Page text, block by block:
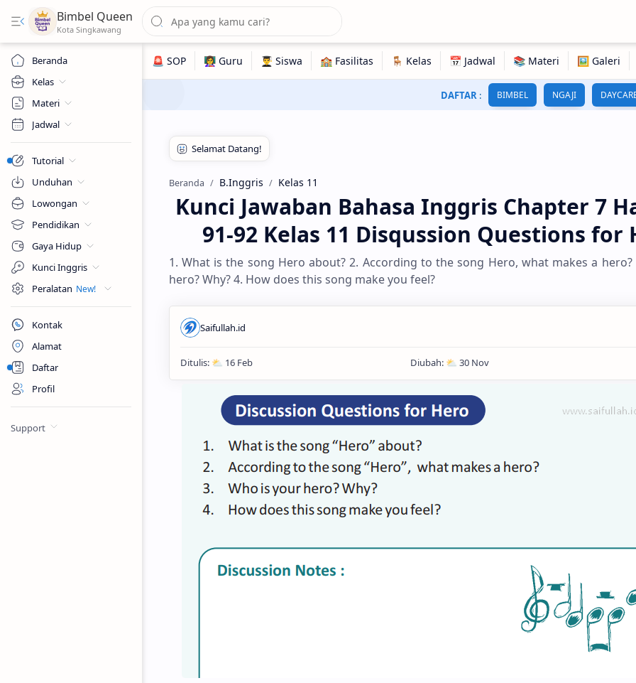
Bimbel Queen
Beranda
Kelas
Materi
Jadwal
Tutorial
Unduhan
Lowongan
Pendidikan
Gaya Hidup
Kunci Inggris
Peralatan
Kontak
Alamat
Daftar
Profil
Support
DAFTAR : BIMBEL NGAJI
Beranda B.Inggris Kelas 11
Kunci Jawaban Bahasa Inggris Chapter 7
91-92 Kelas 11 Disqussion Questions for
1. What is the song Hero about? 2. According to the song Hero, what makes a
hero? Why? 4. How does this song make you feel?